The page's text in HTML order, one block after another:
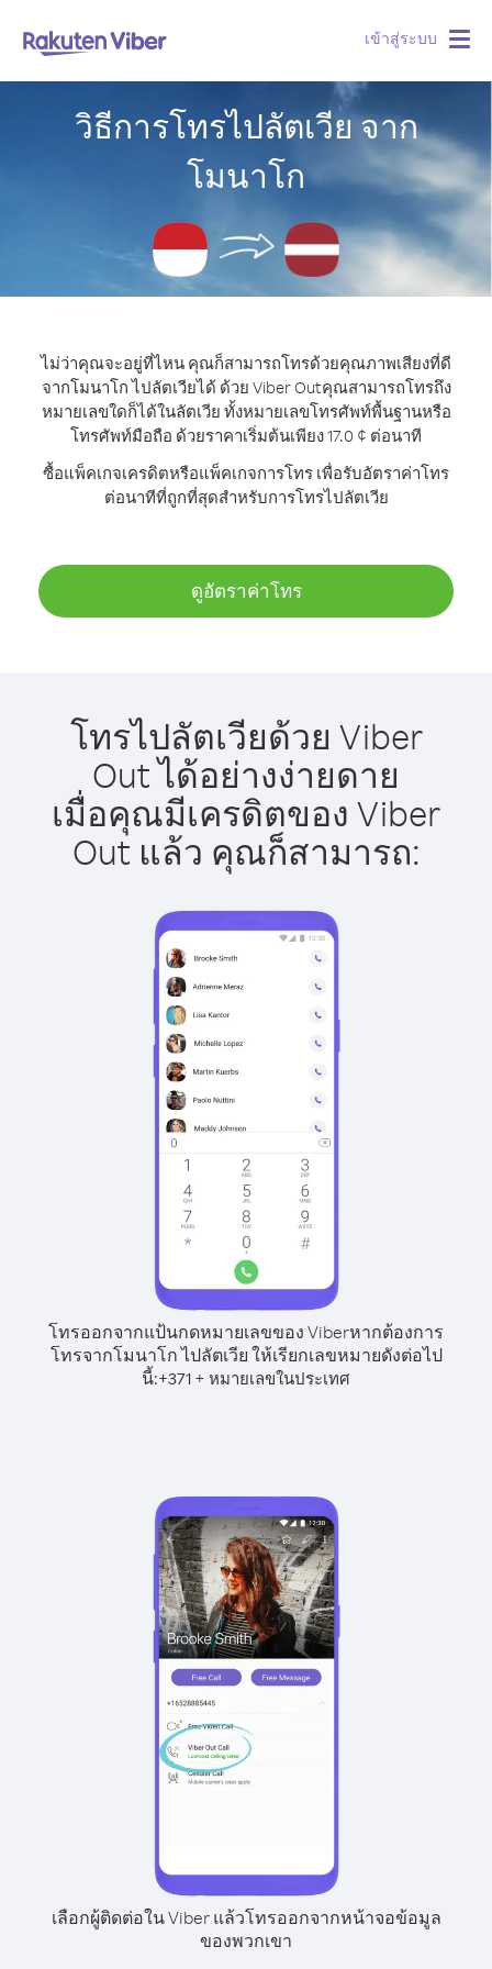
เข้าสู่ระบบ
วิธีการโทรไปลัตเวีย จาก
โมนาโก
ไม่ว่าคุณจะอยู่ที่ไหน คุณก็สามารถโทรด้วยคุณภาพเสียงที่ดี
จากโมนาโก ไปลัตเวียได้ ด้วย Viber Outคุณสามารถโทรถึง
หมายเลขใดก็ได้ในลัตเวีย ทั้งหมายเลขโทรศัพท์พื้นฐานหรือ
โทรศัพท์มือถือ ด้วยราคาเริ่มต้นเพียง 17.0 ¢ ต่อนาที
ซื้อแพ็คเกจเครดิตหรือแพ็คเกจการโทร เพื่อรับอัตราค่าโทร
ต่อนาทีที่ถูกที่สุดสำหรับการโทรไปลัตเวีย
ดูอัตราค่าโทร
โทรไปลัตเวียด้วย Viber
Out ได้อย่างง่ายดาย
เมื่อคุณมีเครดิตของ Viber
Out แล้ว คุณก็สามารถ:
โทรออกจากแป้นกดหมายเลขของ Viberหากต้องการ
โทรจากโมนาโก ไปลัตเวีย ให้เรียกเลขหมายดังต่อไป
นี้:+371 + หมายเลขในประเทศ
เลือกผู้ติดต่อใน Viber แล้วโทรออกจากหน้าจอข้อมูล
ของพวกเขา